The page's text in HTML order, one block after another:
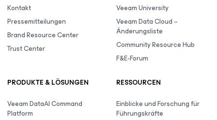
Kontakt
Pressemitteilungen
Brand Resource Center
Trust Center
Veeam University
Veeam Data Cloud –
Änderungsliste
Community Resource Hub
F&E-Forum
PRODUKTE & LÖSUNGEN
Veeam DataAI Command
Platform
RESSOURCEN
Einblicke und Forschung für
Führungskräfte